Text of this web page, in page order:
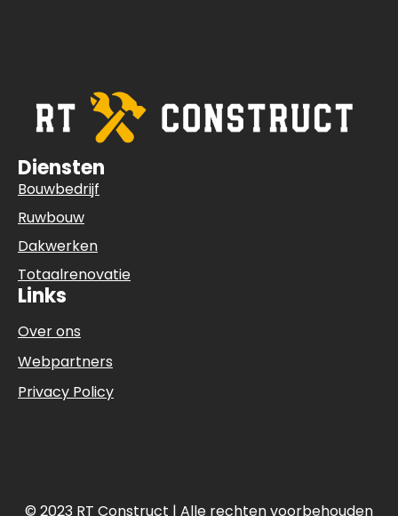
Diensten
Bouwbedrijf
Ruwbouw
Dakwerken
Totaalrenovatie
Links
Over ons
Webpartners
Privacy Policy
© 2023 RT Construct | Alle rechten voorbehouden